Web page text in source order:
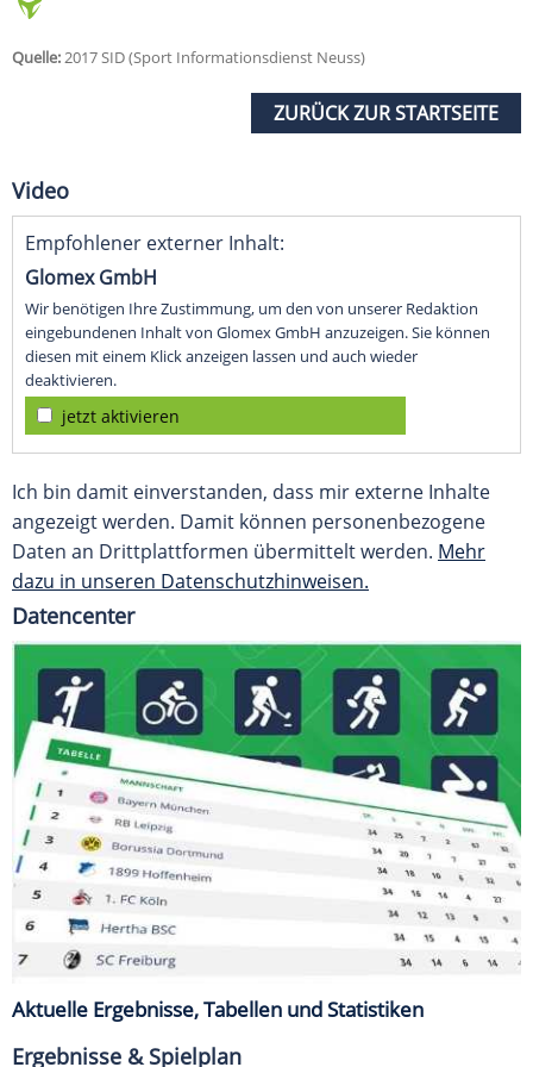
Quelle:2017 SID (Sport Informationsdienst Neuss)
ZURÜCK ZUR STARTSEITE
Video
Empfohlener externer Inhalt:
Glomex GmbH
Wir benötigen Ihre Zustimmung, um den von unserer Redaktion
eingebundenen Inhalt von Glomex GmbH anzuzeigen. Sie können
diesen mit einem Klick anzeigen lassen und auch wieder
deaktivieren.
jetzt aktivieren
Ich bin damit einverstanden, dass mir externe Inhalte
angezeigt werden. Damit können personenbezogene
Daten an Drittplattformen übermittelt werden. Mehr
dazu in unseren Datenschutzhinweisen.
Datencenter
Aktuelle Ergebnisse, Tabellen und Statistiken
Ergebnisse & Spielplan